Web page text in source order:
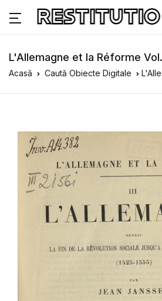
L'Allemagne et la Réforme
Acasă Caută Obiecte Digitale